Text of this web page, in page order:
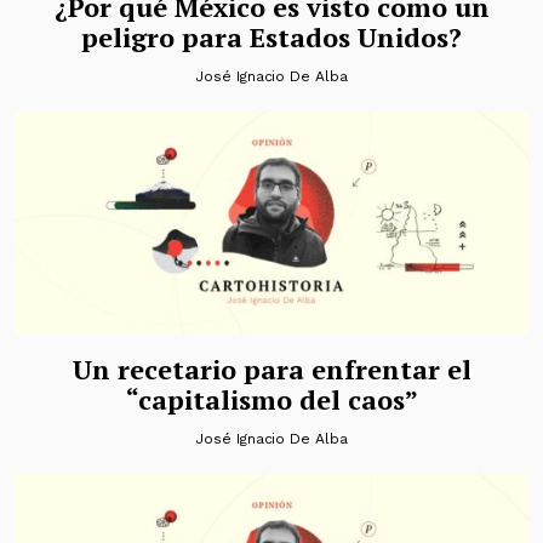
peligro para Estados Unidos?
José Ignacio De Alba
Un recetario para enfrentar el
“capitalismo del caos”
José Ignacio De Alba